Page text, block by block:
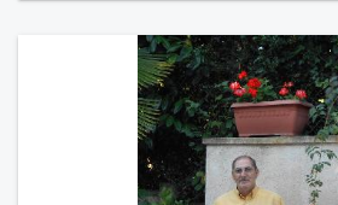
mais je compte m'installer à
Réunion avant la fin 2026. Pierre